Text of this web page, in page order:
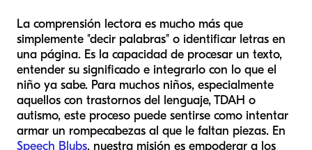
La comprensión lectora es mucho más que
simplemente "decir palabras" o identificar letras en
una página. Es la capacidad de procesar un texto,
entender su significado e integrarlo con lo que el
niño ya sabe. Para muchos niños, especialmente
aquellos con trastornos del lenguaje, TDAH o
autismo, este proceso puede sentirse como intentar
armar un rompecabezas al que le faltan piezas. En
Speech Blubs, nuestra misión es empoderar a los